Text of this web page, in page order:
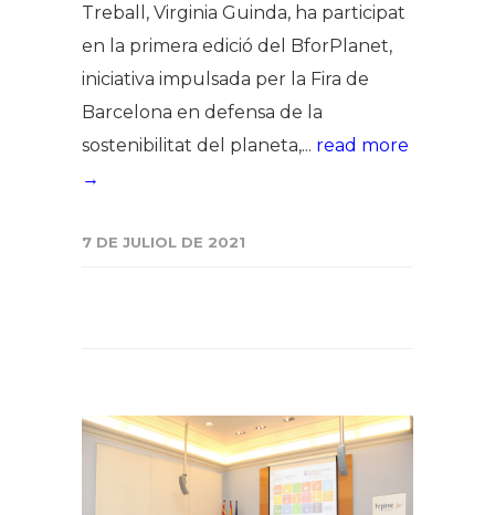
Treball, Virginia Guinda, ha participat
en la primera edició del BforPlanet,
iniciativa impulsada per la Fira de
Barcelona en defensa de la
sostenibilitat del planeta,... read more
→
7 DE JULIOL DE 2021